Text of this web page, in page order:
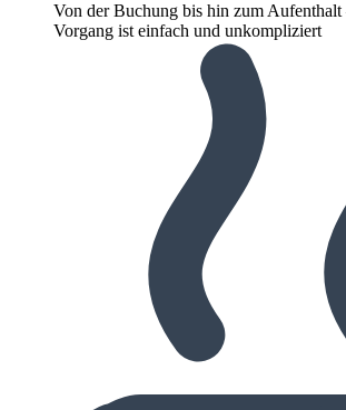
Von der Buchung bis hin zum Aufenthalt
Vorgang ist einfach und unkompliziert